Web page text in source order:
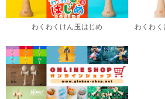
わくわくけん玉はじめ
わくわ